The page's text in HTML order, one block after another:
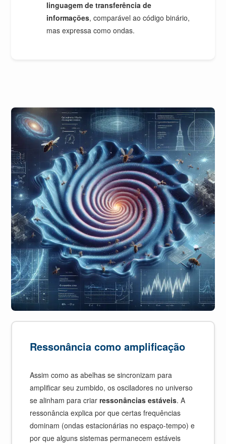
linguagem de transferência de
informações, comparável ao código binário,
mas expressa como ondas.
Ressonância como amplificação
Assim como as abelhas se sincronizam para
amplificar seu zumbido, os osciladores no universo
se alinham para criarressonâncias estáveis. A
ressonância explica por que certas frequências
dominam (ondas estacionárias no espaço-tempo) e
por que alguns sistemas permanecem estáveis